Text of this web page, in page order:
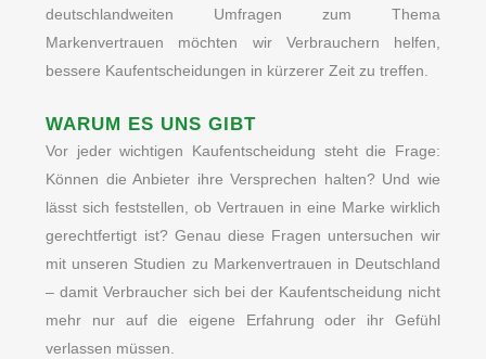
deutschlandweiten Umfragen zum Thema
Markenvertrauen möchten wir Verbrauchern helfen,
bessere Kaufentscheidungen in kürzerer Zeit zu treffen.
WARUM ES UNS GIBT
Vor jeder wichtigen Kaufentscheidung steht die Frage:
Können die Anbieter ihre Versprechen halten? Und wie
lässt sich feststellen, ob Vertrauen in eine Marke wirklich
gerechtfertigt ist? Genau diese Fragen untersuchen wir
mit unseren Studien zu Markenvertrauen in Deutschland
– damit Verbraucher sich bei der Kaufentscheidung nicht
mehr nur auf die eigene Erfahrung oder ihr Gefühl
verlassen müssen.